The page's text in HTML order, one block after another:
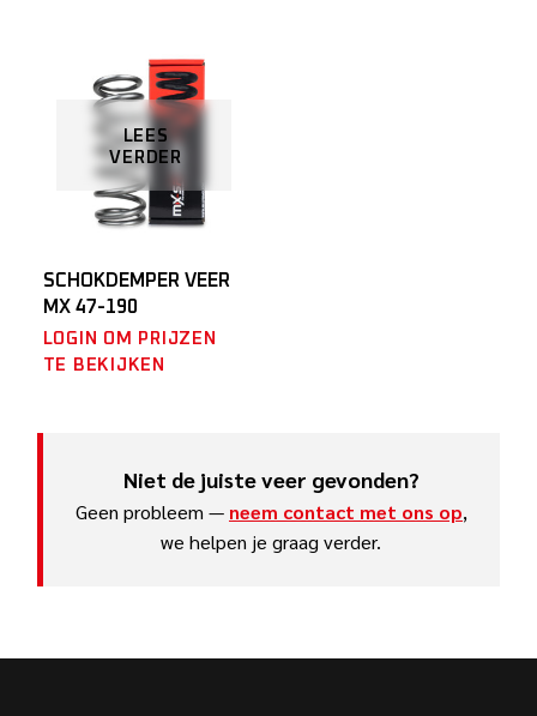
LEES
VERDER
SCHOKDEMPER VEER
MX 47-190
LOGIN OM PRIJZEN
TE BEKIJKEN
Niet de juiste veer gevonden?
Geen probleem — neem contact met ons op,
we helpen je graag verder.